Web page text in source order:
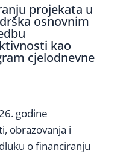
projekata u
osnovnim
kao
cjelodnevne
godine
obrazovanja i
o financiranju